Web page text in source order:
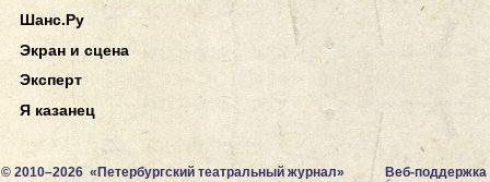
Шанс.Ру
Экран и сцена
Эксперт
Я казанец
© 2010–2026 «Петербургский театральный журнал»
Веб-поддержка